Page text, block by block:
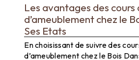
Les avantages des cours
d’ameublement chez le
Ses Etats
En choisissant de suivre des
d’ameublement chez le Bois